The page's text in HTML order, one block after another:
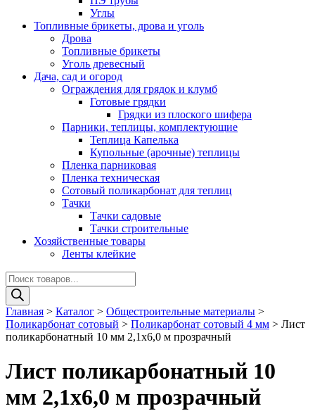
Углы
Топливные брикеты, дрова и уголь
Дрова
Топливные брикеты
Уголь древесный
Дача, сад и огород
Ограждения для грядок и клумб
Готовые грядки
Грядки из плоского шифера
Парники, теплицы, комплектующие
Теплица Капелька
Купольные (арочные) теплицы
Пленка парниковая
Пленка техническая
Сотовый поликарбонат для теплиц
Тачки
Тачки садовые
Тачки строительные
Хозяйственные товары
Ленты клейкие
Поиск
товаров
Главная > Каталог > Общестроительные материалы >
Поликарбонат сотовый > Поликарбонат сотовый 4 мм > Лист
поликарбонатный 10 мм 2,1х6,0 м прозрачный
Лист поликарбонатный 10
мм 2,1х6,0 м прозрачный